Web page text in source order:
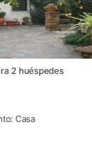
2 huéspedes
Casa